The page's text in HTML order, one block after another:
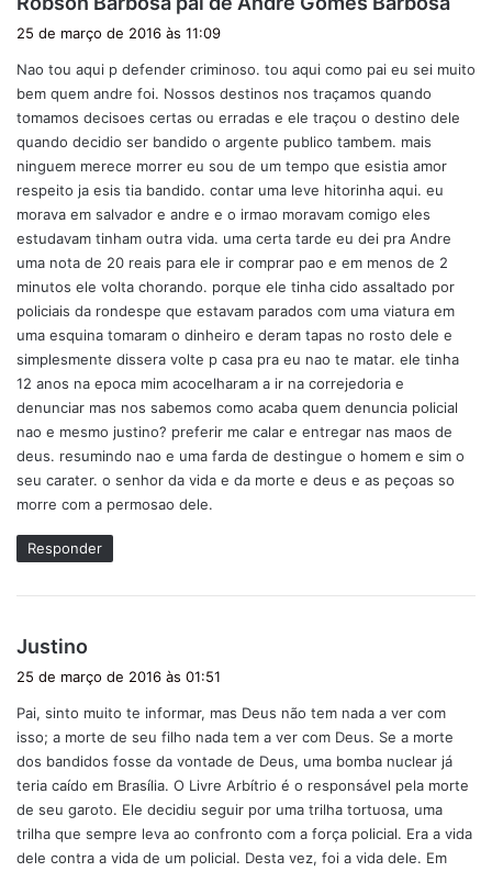
s
:
25 de março de 2016 às 11:09
Nao tou aqui p defender criminoso. tou aqui como pai eu sei muito
bem quem andre foi. Nossos destinos nos traçamos quando
tomamos decisoes certas ou erradas e ele traçou o destino dele
quando decidio ser bandido o argente publico tambem. mais
ninguem merece morrer eu sou de um tempo que esistia amor
respeito ja esis tia bandido. contar uma leve hitorinha aqui. eu
morava em salvador e andre e o irmao moravam comigo eles
estudavam tinham outra vida. uma certa tarde eu dei pra Andre
uma nota de 20 reais para ele ir comprar pao e em menos de 2
minutos ele volta chorando. porque ele tinha cido assaltado por
policiais da rondespe que estavam parados com uma viatura em
uma esquina tomaram o dinheiro e deram tapas no rosto dele e
simplesmente dissera volte p casa pra eu nao te matar. ele tinha
12 anos na epoca mim acocelharam a ir na correjedoria e
denunciar mas nos sabemos como acaba quem denuncia policial
nao e mesmo justino? preferir me calar e entregar nas maos de
deus. resumindo nao e uma farda de destingue o homem e sim o
seu carater. o senhor da vida e da morte e deus e as peçoas so
morre com a permosao dele.
Responder
Justino
s
e
:
25 de março de 2016 às 01:51
Pai, sinto muito te informar, mas Deus não tem nada a ver com
isso; a morte de seu filho nada tem a ver com Deus. Se a morte
dos bandidos fosse da vontade de Deus, uma bomba nuclear já
teria caído em Brasília. O Livre Arbítrio é o responsável pela morte
de seu garoto. Ele decidiu seguir por uma trilha tortuosa, uma
trilha que sempre leva ao confronto com a força policial. Era a vida
dele contra a vida de um policial. Desta vez, foi a vida dele. Em